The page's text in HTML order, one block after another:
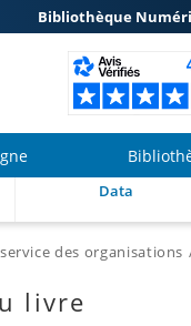
Bibliothèque
Data
des organisations
livre